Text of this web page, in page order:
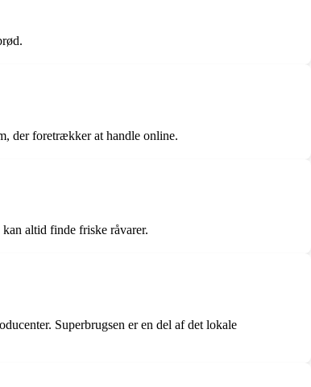
der foretrækker at handle online.
altid finde friske råvarer.
Superbrugsen er en del af det lokale